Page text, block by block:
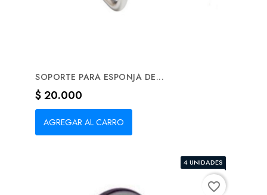
SOPORTE PARA ESPONJA DE...
Precio
$ 20.000
AGREGAR AL CARRO
4 UNIDADES
favorite_border